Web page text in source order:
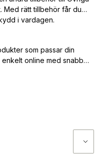
Med rätt tillbehör får du
i vardagen.
som passar din
online med snabb